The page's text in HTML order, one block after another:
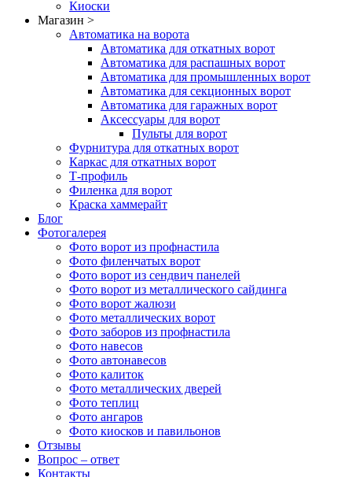
Киоски
Магазин >
Автоматика на ворота
Автоматика для откатных ворот
Автоматика для распашных ворот
Автоматика для промышленных ворот
Автоматика для секционных ворот
Автоматика для гаражных ворот
Аксессуары для ворот
Пульты для ворот
Фурнитура для откатных ворот
Каркас для откатных ворот
Т-профиль
Филенка для ворот
Краска хаммерайт
Блог
Фотогалерея
Фото ворот из профнастила
Фото филенчатых ворот
Фото ворот из сендвич панелей
Фото ворот из металлического сайдинга
Фото ворот жалюзи
Фото металлических ворот
Фото заборов из профнастила
Фото навесов
Фото автонавесов
Фото калиток
Фото металлических дверей
Фото теплиц
Фото ангаров
Фото киосков и павильонов
Отзывы
Вопрос – ответ
Контакты